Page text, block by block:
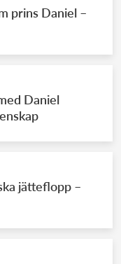
prins Daniel –
Daniel
jätteflopp –